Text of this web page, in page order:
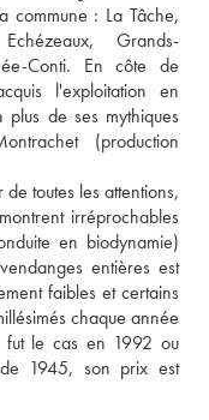
commune : La Tâche,
Grands-
Conti. En côte de
l'exploitation en
de ses mythiques
(production
toutes les attentions,
irréprochables
en biodynamie)
entières est
faibles et certains
chaque année
fut le cas en 1992 ou
1945, son prix est